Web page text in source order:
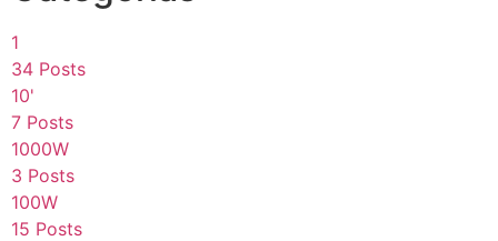
1
34 Posts
10'
7 Posts
1000W
3 Posts
100W
15 Posts